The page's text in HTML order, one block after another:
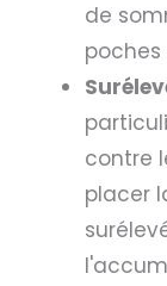
de
poches
contre
placer